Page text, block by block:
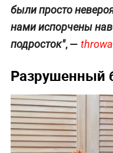
были просто
нами испорчены
подросток", —
Разрушенный